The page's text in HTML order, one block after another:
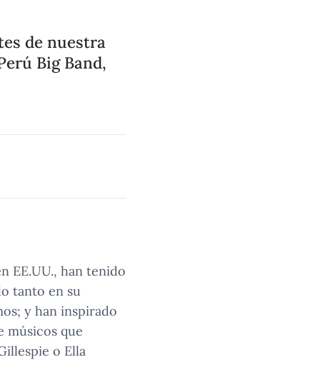
de nuestra
Big Band,
EE.UU., han tenido
tanto en su
y han inspirado
músicos que
o Ella